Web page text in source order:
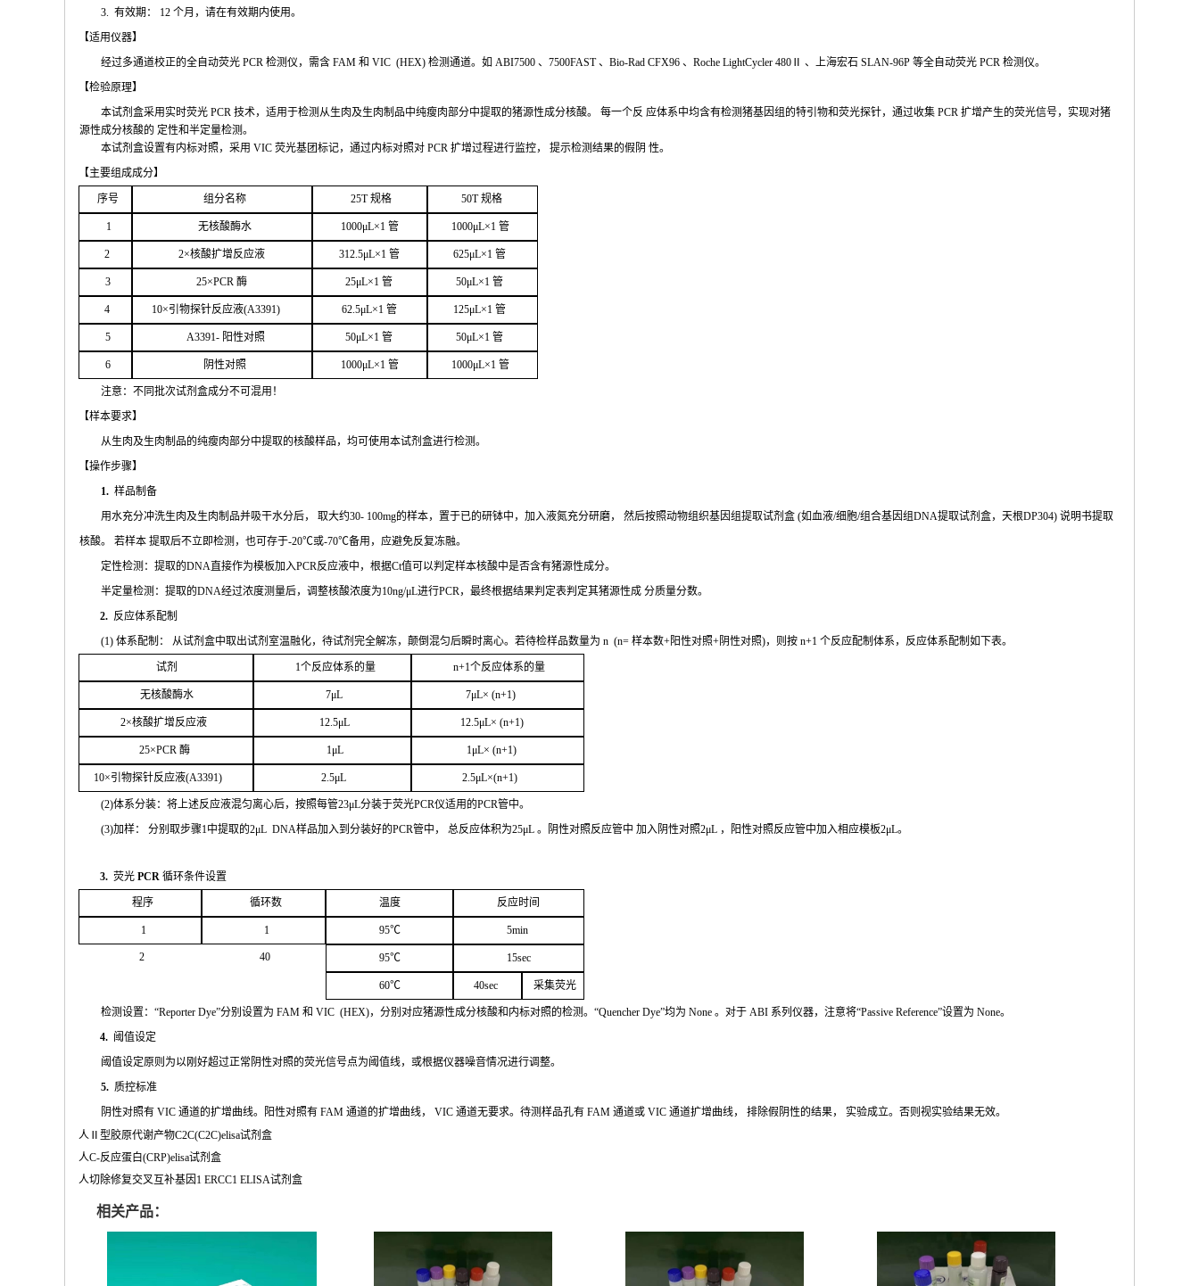
3. 有效期： 12 个月，请在有效期内使用。
【适用仪器】
经过多通道校正的全自动荧光 PCR 检测仪，需含 FAM 和 VIC (HEX) 检测通道。如 ABI7500 、 7500FAST、 Bio-Rad CFX96 、 Roche LightCycler 480Ⅱ 、上海宏石 SLAN-96P 等全自动荧光 PCR 检测仪。
【检验原理】
本试剂盒采用实时荧光 PCR 技术，适用于检测从生肉及生肉制品中纯瘦肉部分中提取的猪源性成分核酸。 每一个反 应体系中均含有检测猪基因组的特引物和荧光探针，通过收集 PCR 扩增产生的荧光信号，实现对猪
源性成分核酸的 定性和半定量检测。
本试剂盒设置有内标对照，采用 VIC 荧光基团标记，通过内标对照对 PCR 扩增过程进行监控， 提示检测结果的假阴 性。
【主要组成成分】
序号 组分名称 25T规格 50T 规格
1 无核酸酶水 1000μL×1 管 1000μL×1 管
2 2×核酸扩增反应液 312.5μL×1 管 625μL×1 管
3 25×PCR 酶 25μL×1 管 50μL×1 管
4 10×引物探针反应液(A3391) 62.5μL×1 管 125μL×1管
5 A3391- 阳性对照 50μL×1管 50μL×1 管
6 阴性对照 1000μL×1 管 1000μL×1 管
注意：不同批次试剂盒成分不可混用！
【样本要求】
从生肉及生肉制品的纯瘦肉部分中提取的核酸样品，均可使用本试剂盒进行检测。
【操作步骤】
1. 样品制备
用水充分冲洗生肉及生肉制品并吸干水分后， 取大约30- 100mg的样本，置于已的研钵中，加入液氮充分研磨， 然后按照动物组织基因组提取试剂盒(如血液/细胞/组合基因组DNA提取试剂盒，天根DP304) 说明书提取
核酸。 若样本 提取后不立即检测，也可存于-20℃或-70℃备用，应避免反复冻融。
定性检测：提取的DNA直接作为模板加入PCR反应液中，根据Ct值可以判定样本核酸中是否含有猪源性成分。
半定量检测：提取的DNA经过浓度测量后，调整核酸浓度为10ng/μL进行PCR，最终根据结果判定表判定其猪源性成 分质量分数。
2. 反应体系配制
(1) 体系配制： 从试剂盒中取出试剂室温融化，待试剂完全解冻，颠倒混匀后瞬时离心。若待检样品数量为 n (n= 样本数+阳性对照+阴性对照)，则按 n+1 个反应配制体系，反应体系配制如 下表。
试剂 1个反应体系的量 n+1个反应体系的量
无核酸酶水 7μL 7μL× (n+1)
2×核酸扩增反应液 12.5μL 12.5μL× (n+1)
25×PCR 酶 1μL 1μL× (n+1)
10×引物探针反应液(A3391) 2.5μL 2.5μL×(n+1)
(2)体系分装：将上述反应液混匀离心后，按照每管23μL分装于荧光PCR仪适用的PCR管中。
(3)加样： 分别取步骤1中提取的2μL DNA样品加入到分装好的PCR管中， 总反应体积为25μL 。阴性对照反应管中 加入阴性对照2μL ，阳性对照反应管中加入相应模板2μL。
3. 荧光 PCR 循环条件设置
程序 循环数 温度 反应时间
1 1 95℃ 5min
2 40 95℃ 15sec
60℃ 40sec 采集荧光
检测设置： “Reporter Dye”分别设置为 FAM 和 VIC (HEX)，分别对应猪源性成分核酸和内标对照的检测。 “Quencher Dye”均为 None 。对于 ABI 系列仪器，注意将“Passive Reference”设置为 None。
4. 阈值设定
阈值设定原则为以刚好超过正常阴性对照的荧光信号点为阈值线，或根据仪器噪音情况进行调整。
5. 质控标准
阴性对照有 VIC通道的扩增曲线。阳性对照有 FAM通道的扩增曲线， VIC通道无要求。待测样品孔有 FAM通道或 VIC 通道扩增曲线， 排除假阴性的结果，
实验成立。否则视实验结果无效。
人Ⅱ型胶原代谢产物C2C(C2C)elisa试剂盒
人C-反应蛋白(CRP)elisa试剂盒
人切除修复交叉互补基因1 ERCC1 ELISA试剂盒
相关产品：